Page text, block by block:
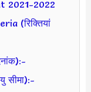
2021-2022
(रिक्तियां